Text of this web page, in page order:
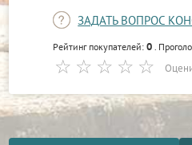
ЗАДАТЬ ВОПРОС
Рейтинг покупателей:0 .